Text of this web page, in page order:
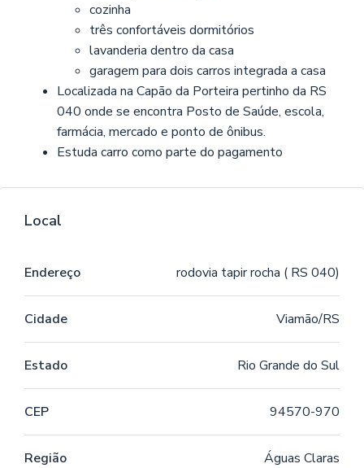
cozinha
três confortáveis dormitórios
lavanderia dentro da casa
garagem para dois carros integrada a casa
Localizada na Capão da Porteira pertinho da RS
040 onde se encontra Posto de Saúde, escola,
farmácia, mercado e ponto de ônibus.
Estuda carro como parte do pagamento
Local
Endereço rodovia tapir rocha ( RS 040)
Cidade Viamão/RS
Estado Rio Grande do Sul
CEP 94570-970
Região Águas Claras